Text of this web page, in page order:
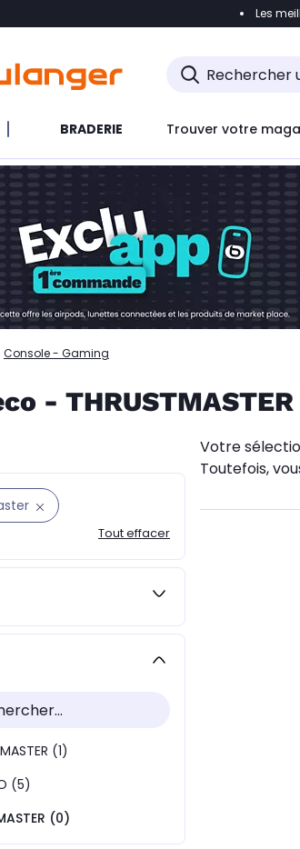
Accéder
au chatbot
Les
BRADERIE Trouver votre
Console - Gaming
- THRUSTMASTER
Tout effacer
(1)
(5)
(0)
Votre
Toutefois,